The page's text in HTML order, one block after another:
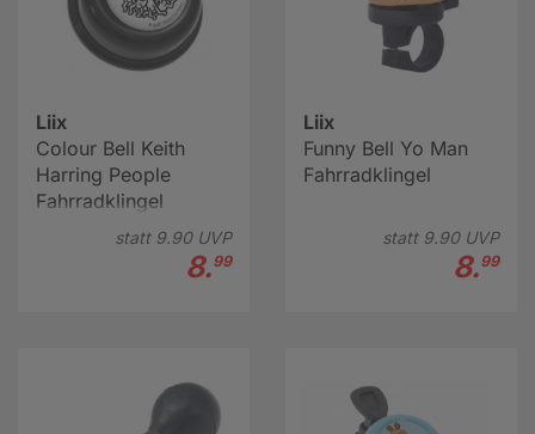
Liix
Colour Bell Keith
Harring People
Fahrradklingel
statt 9.90UVP
8.99
Liix
Funny Bell Yo Man
Fahrradklingel
statt 9.90UVP
8.99